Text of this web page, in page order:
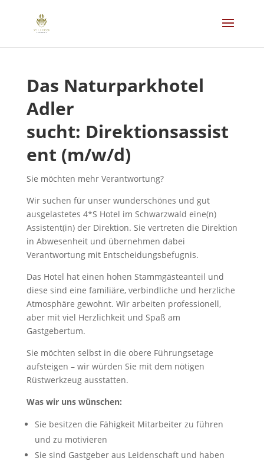
Das Naturparkhotel
Adler
sucht: Direktionsassist
ent (m/w/d)
Sie möchten mehr Verantwortung?
Wir suchen für unser wunderschönes und gut
ausgelastetes 4*S Hotel im Schwarzwald eine(n)
Assistent(in) der Direktion. Sie vertreten die Direktion
in Abwesenheit und übernehmen dabei
Verantwortung mit Entscheidungsbefugnis.
Das Hotel hat einen hohen Stammgästeanteil und
diese sind eine familiäre, verbindliche und herzliche
Atmosphäre gewohnt. Wir arbeiten professionell,
aber mit viel Herzlichkeit und Spaß am
Gastgebertum.
Sie möchten selbst in die obere Führungsetage
aufsteigen – wir würden Sie mit dem nötigen
Rüstwerkzeug ausstatten.
Was wir uns wünschen:
Sie besitzen die Fähigkeit Mitarbeiter zu führen
und zu motivieren
Sie sind Gastgeber aus Leidenschaft und haben